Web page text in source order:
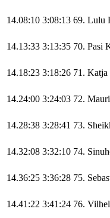
14.08:10 3:08:13 69. Lulu
14.13:33 3:13:35 70. Pasi
14.18:23 3:18:26 71. Katja
14.24:00 3:24:03 72. Mauri
14.28:38 3:28:41 73.
14.32:08 3:32:10 74.
14.36:25 3:36:28 75.
14.41:22 3:41:24 76.